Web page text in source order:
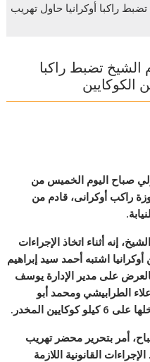
راكبا أوكرانيا حاول تهريب
تضبط راكبا
الكوكايين
صباح اليوم الخميس من
راكب أوكرانى، قادم من
إنه أثناء اتخاذ الإجراءات
اشتبه أحمد سيد إبراهيم
على مدير الإدارة يوسف
الطرابيشي ومحمد أبو
المخدر.
أمر بتحرير محضر تهريب
القانونية اللازمة